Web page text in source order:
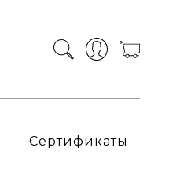
Сертификаты